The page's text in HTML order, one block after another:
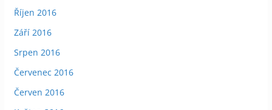
Říjen 2016
Září 2016
Srpen 2016
Červenec 2016
Červen 2016